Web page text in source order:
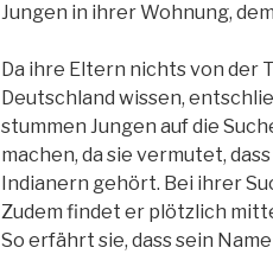
Jungen in ihrer Wohnung,
Da ihre Eltern nichts von der
Deutschland wissen,
stummen Jungen auf die
machen, da sie vermutet,
Indianern gehört. Bei ihrer
Zudem findet er plötzlich
So erfährt sie, dass sein